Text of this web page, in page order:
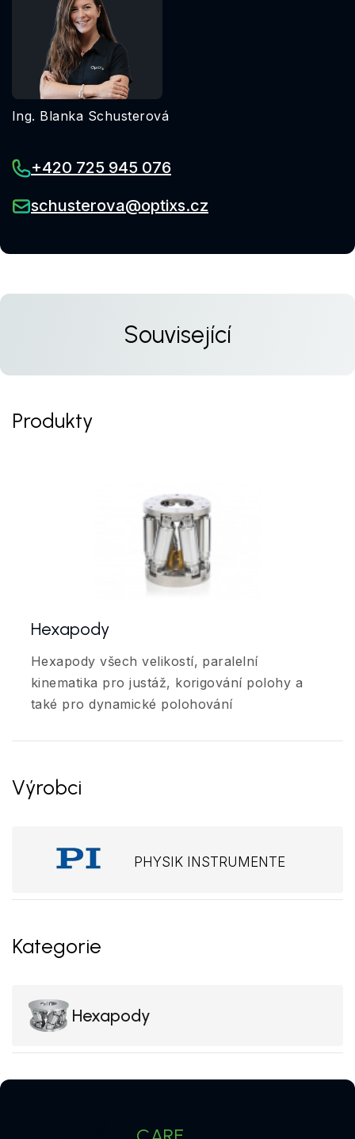
Ing. Blanka Schusterová
+420 725 945 076
schusterova@optixs.cz
Související
Produkty
Hexapody
Hexapody všech velikostí, paralelní
kinematika pro justáž, korigování polohy a
také pro dynamické polohování
Výrobci
PHYSIK INSTRUMENTE
Kategorie
Hexapody